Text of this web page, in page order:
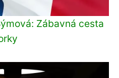
Zábavná cesta